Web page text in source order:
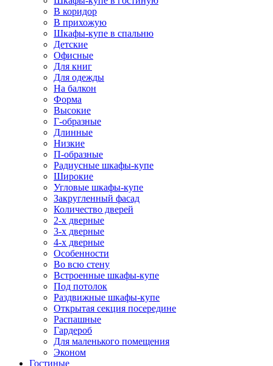
В коридор
В прихожую
Шкафы-купе в спальню
Детские
Офисные
Для книг
Для одежды
На балкон
Форма
Высокие
Г-образные
Длинные
Низкие
П-образные
Радиусные шкафы-купе
Широкие
Угловые шкафы-купе
Закругленный фасад
Количество дверей
2-х дверные
3-х дверные
4-х дверные
Особенности
Во всю стену
Встроенные шкафы-купе
Под потолок
Раздвижные шкафы-купе
Открытая секция посередине
Распашные
Гардероб
Для маленького помещения
Эконом
Гостиные